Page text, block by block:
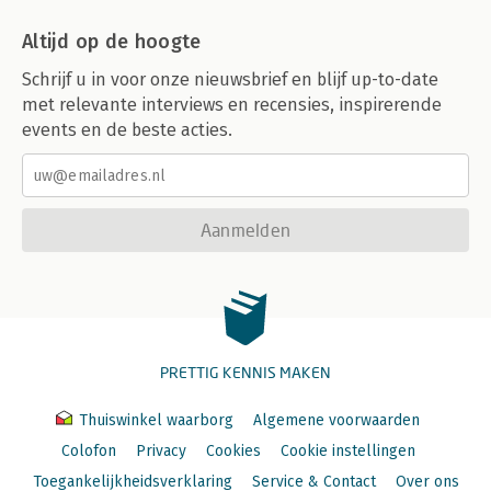
Dankwoord 220
Literatuurlijst 222
Altijd op de hoogte
Schrijf u in voor onze nieuwsbrief en blijf up-to-date
met relevante interviews en recensies, inspirerende
events en de beste acties.
Aanmelden
PRETTIG KENNIS MAKEN
Thuiswinkel waarborg
Algemene voorwaarden
Colofon
Privacy Cookies
Cookie instellingen
Toegankelijkheidsverklaring
Service & Contact Over ons